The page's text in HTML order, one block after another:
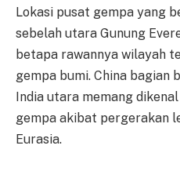
Lokasi pusat gempa yang
sebelah utara Gunung
betapa rawannya wilayah
gempa bumi. China bagian
India utara memang
gempa akibat pergerakan
Eurasia.